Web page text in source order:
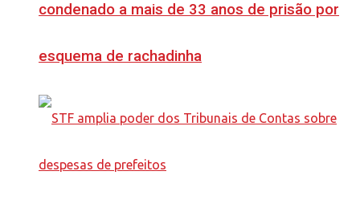
condenado a mais de 33 anos de prisão por
esquema de rachadinha